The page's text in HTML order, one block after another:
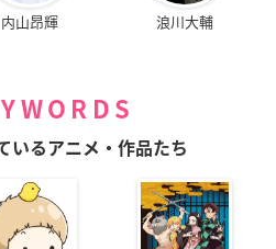
内山昂輝 浪川大輔
いるアニメ・作品たち